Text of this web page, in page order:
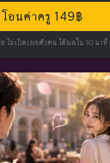
โอนค่าครู 149฿
ไม่เปิดเผยตัวตน ได้ผลใน 10 นาที